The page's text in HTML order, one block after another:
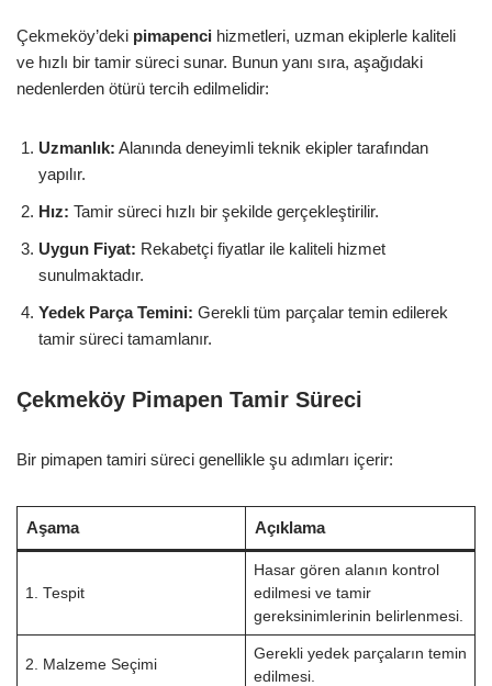
Çekmeköy’deki pimapenci hizmetleri, uzman ekiplerle kaliteli
ve hızlı bir tamir süreci sunar. Bunun yanı sıra, aşağıdaki
nedenlerden ötürü tercih edilmelidir:
Uzmanlık: Alanında deneyimli teknik ekipler tarafından
yapılır.
Hız: Tamir süreci hızlı bir şekilde gerçekleştirilir.
Uygun Fiyat: Rekabetçi fiyatlar ile kaliteli hizmet
sunulmaktadır.
Yedek Parça Temini: Gerekli tüm parçalar temin edilerek
tamir süreci tamamlanır.
Çekmeköy Pimapen Tamir Süreci
Bir pimapen tamiri süreci genellikle şu adımları içerir:
Aşama Açıklama
1. Tespit
Hasar gören alanın kontrol
edilmesi ve tamir
gereksinimlerinin belirlenmesi.
2. Malzeme Seçimi
Gerekli yedek parçaların temin
edilmesi.